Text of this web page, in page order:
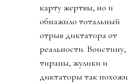
карту жертвы, но и
обнажило тотальный
отрыв диктатора от
реальности. Воистину,
тираны, жулики и
диктаторы так похожи